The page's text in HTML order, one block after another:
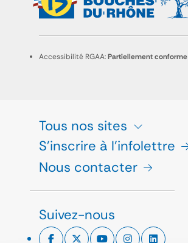
Accessibilité RGAA:Partiellement conforme
Tous nos sites
S'inscrire à l'infolettre
Nous contacter
Suivez-nous